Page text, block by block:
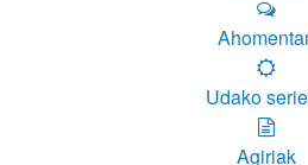
Udako
Agiriak